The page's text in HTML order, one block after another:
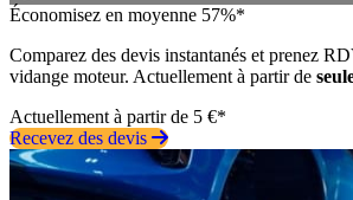
Économisez en moyenne 57%*
Comparez des devis instantanés et prenez
vidange moteur. Actuellement à partir de
Actuellement à partir de 5 €*
Recevez des devis